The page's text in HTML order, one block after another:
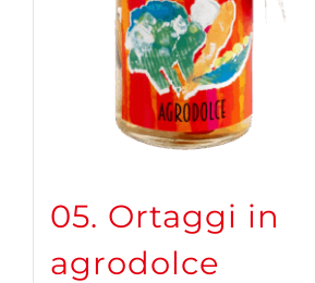
05. Ortaggi in
agrodolce